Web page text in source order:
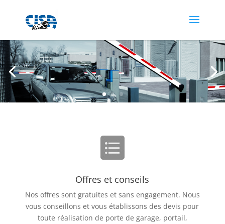
Offres et conseils
Nos offres sont gratuites et sans engagement. Nous
vous conseillons et vous établissons des devis pour
toute réalisation de porte de garage, portail,